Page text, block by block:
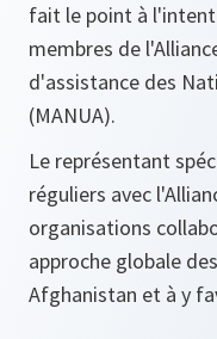
fait le point à
membres de
d'assistance des
(MANUA).
Le représentant
réguliers avec
organisations
approche globale
Afghanistan et à y